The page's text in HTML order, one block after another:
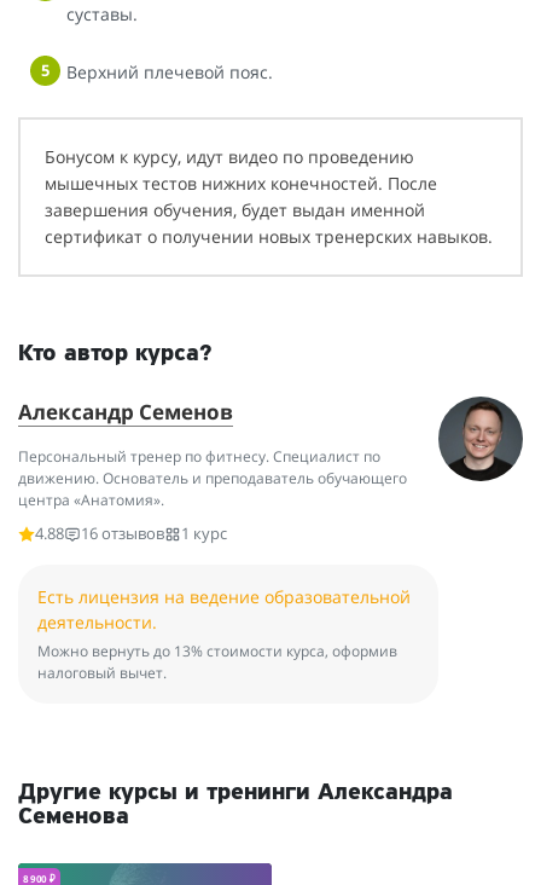
суставы.
Верхний плечевой пояс.
Бонусом к курсу, идут видео по проведению
мышечных тестов нижних конечностей. После
завершения обучения, будет выдан именной
сертификат о получении новых тренерских навыков.
Кто автор курса?
Александр Семенов
Персональный тренер по фитнесу. Специалист по
движению. Основатель и преподаватель обучающего
центра «Анатомия».
4.88
16 отзывов 1 курс
Есть лицензия на ведение образовательной
деятельности.
Можно вернуть до 13% стоимости курса, оформив
налоговый вычет.
Другие курсы и тренинги Александра
Семенова
8 900 ₽